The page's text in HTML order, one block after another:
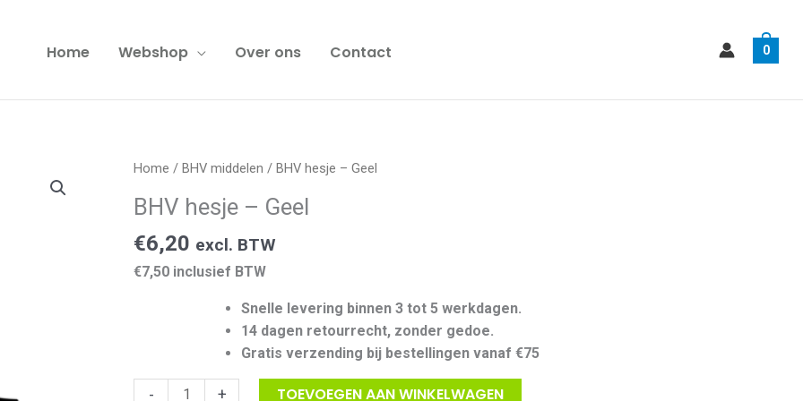
Home Webshop Over ons Contact 0
Home / BHV middelen / BHV hesje – Geel
BHV hesje – Geel
€6,20 excl. BTW
€7,50 inclusief BTW
Snelle levering binnen 3 tot 5 werkdagen.
14 dagen retourrecht, zonder gedoe.
Gratis verzending bij bestellingen vanaf €75
- + TOEVOEGEN AAN WINKELWAGEN
aantal